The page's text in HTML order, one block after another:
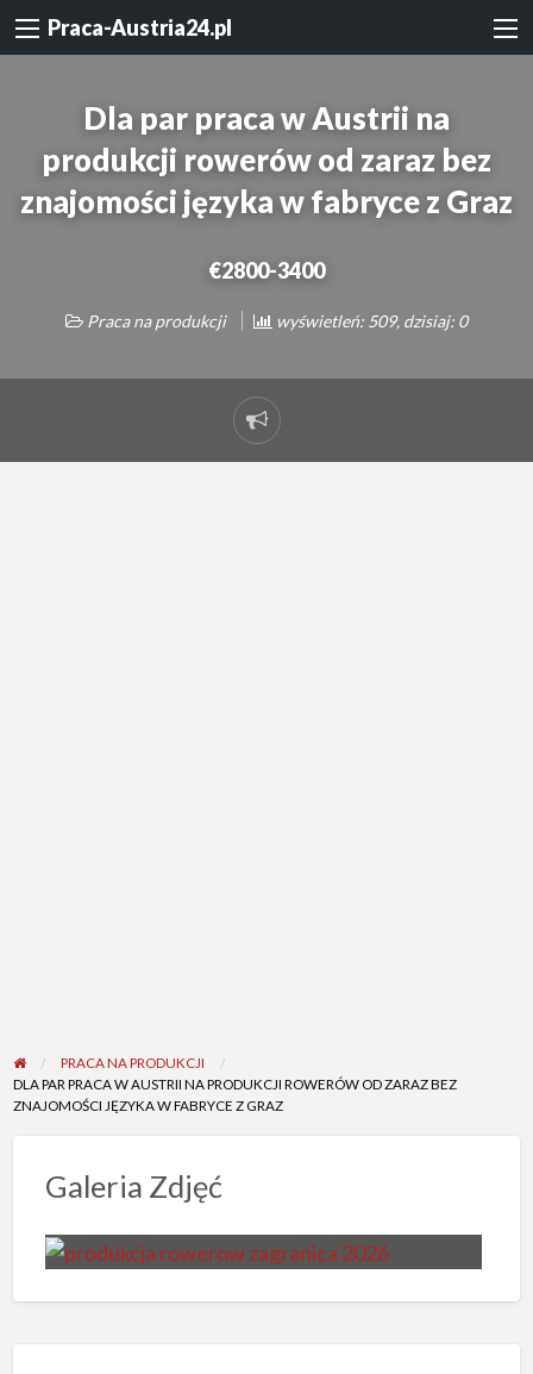
Praca-Austria24.pl
Dla par praca w Austrii na
produkcji rowerów od zaraz bez
znajomości języka w fabryce z Graz
€2800-3400
Praca na produkcji wyświetleń: 509, dzisiaj: 0
Zgłoś
problem
PRACA NA PRODUKCJI
DLA PAR PRACA W AUSTRII NA PRODUKCJI ROWERÓW OD ZARAZ BEZ
ZNAJOMOŚCI JĘZYKA W FABRYCE Z GRAZ
Galeria Zdjęć